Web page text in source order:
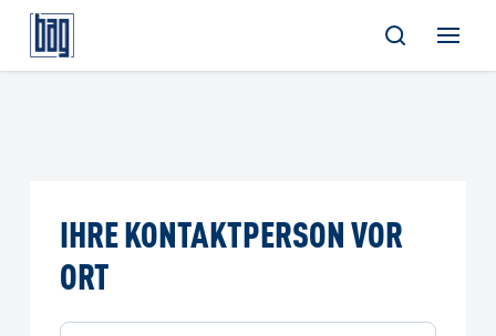
IHRE KONTAKTPERSON VOR
ORT